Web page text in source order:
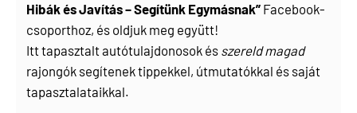
Hibák és Javítás – Segítünk Egymásnak” Facebook-
csoporthoz, és oldjuk meg együtt!
Itt tapasztalt autótulajdonosok és szereld magad
rajongók segítenek tippekkel, útmutatókkal és saját
tapasztalataikkal.